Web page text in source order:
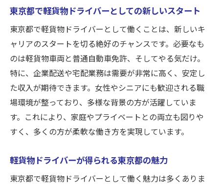
女性歓迎の企業配送軽貨物ドライバーの意外な
女性歓迎の軽貨物ドライバーがもたらす企
業配送の安心感
女性軽貨物ドライバーの企業配送での活躍
企業配送における女性軽貨物ドライバーの
役割
軽貨物ドライバーとして女性が選ぶ理由
企業配送の現場で女性ドライバーが求めら
女性軽貨物ドライバーが企業配送で得るや
りがい
東京都で軽貨物ドライバーとしての新しいスタート
東京都で軽貨物ドライバーとして働くことは、新しいキ
ャリアのスタートを切る絶好のチャンスです。必要なも
のは軽貨物車両と普通自動車免許、そしてやる気だけ。
特に、企業配送や宅配業務は需要が非常に高く、安定し
た収入が期待できます。女性やシニアにも歓迎される職
場環境が整っており、多様な背景の方が活躍していま
す。これにより、家庭やプライベートとの両立も図りや
すく、多くの方が柔軟な働き方を実現しています。
軽貨物ドライバーが得られる東京都の魅力
東京都で軽貨物ドライバーとして働く魅力は多くありま